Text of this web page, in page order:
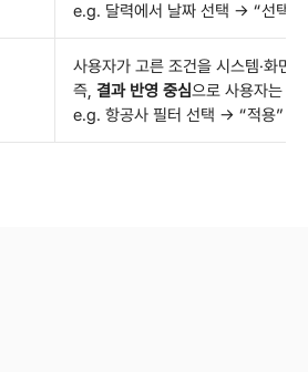
e.g. 달력에서 날짜 선택 → “선택
사용자가 고른 조건을 시스템·화
즉, 결과 반영 중심으로 사용자는 ‘
e.g. 항공사 필터 선택 → “적용”